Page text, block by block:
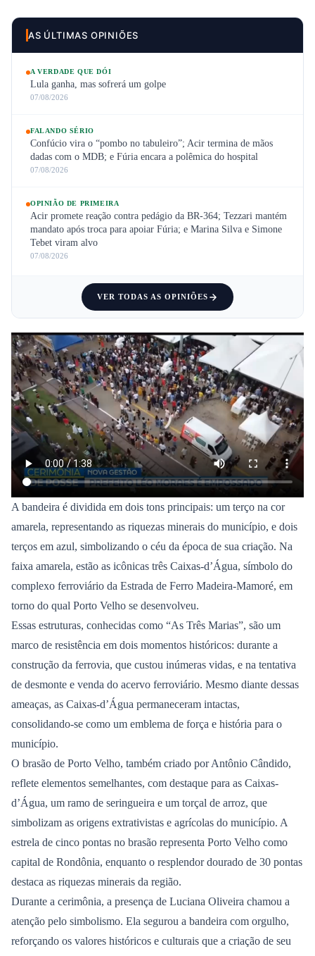
AS ÚLTIMAS OPINIÕES
A VERDADE QUE DÓI
Lula ganha, mas sofrerá um golpe
07/08/2026
FALANDO SÉRIO
Confúcio vira o “pombo no tabuleiro”; Acir termina de mãos
dadas com o MDB; e Fúria encara a polêmica do hospital
07/08/2026
OPINIÃO DE PRIMEIRA
Acir promete reação contra pedágio da BR-364; Tezzari mantém
mandato após troca para apoiar Fúria; e Marina Silva e Simone
Tebet viram alvo
07/08/2026
VER TODAS AS OPINIÕES
A bandeira é dividida em dois tons principais: um terço na cor
amarela, representando as riquezas minerais do município, e dois
terços em azul, simbolizando o céu da época de sua criação. Na
faixa amarela, estão as icônicas três Caixas-d’Água, símbolo do
complexo ferroviário da Estrada de Ferro Madeira-Mamoré, em
torno do qual Porto Velho se desenvolveu.
Essas estruturas, conhecidas como “As Três Marias”, são um
marco de resistência em dois momentos históricos: durante a
construção da ferrovia, que custou inúmeras vidas, e na tentativa
de desmonte e venda do acervo ferroviário. Mesmo diante dessas
ameaças, as Caixas-d’Água permaneceram intactas,
consolidando-se como um emblema de força e história para o
município.
O brasão de Porto Velho, também criado por Antônio Cândido,
reflete elementos semelhantes, com destaque para as Caixas-
d’Água, um ramo de seringueira e um torçal de arroz, que
simbolizam as origens extrativistas e agrícolas do município. A
estrela de cinco pontas no brasão representa Porto Velho como
capital de Rondônia, enquanto o resplendor dourado de 30 pontas
destaca as riquezas minerais da região.
Durante a cerimônia, a presença de Luciana Oliveira chamou a
atenção pelo simbolismo. Ela segurou a bandeira com orgulho,
reforçando os valores históricos e culturais que a criação de seu